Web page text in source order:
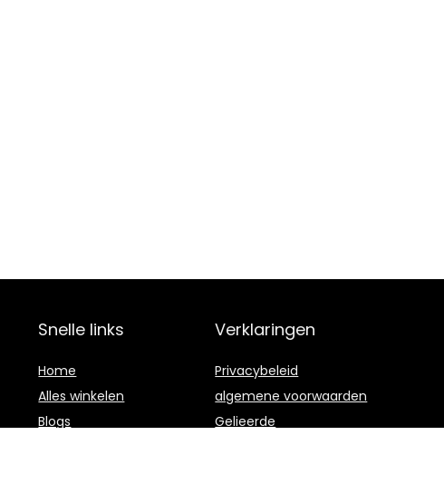
Snelle links
Home
Alles winkelen
Blogs
Verklaringen
Privacybeleid
algemene voorwaarden
Gelieerde